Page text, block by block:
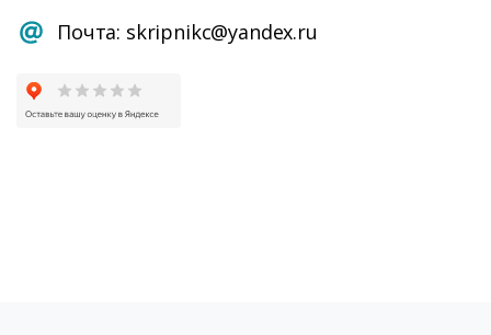
Почта: skripnikc@yandex.ru